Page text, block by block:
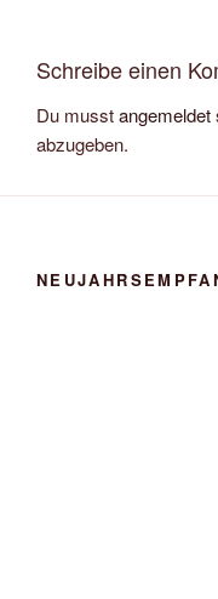
Schreibe einen
Du musstangemeldet
abzugeben.